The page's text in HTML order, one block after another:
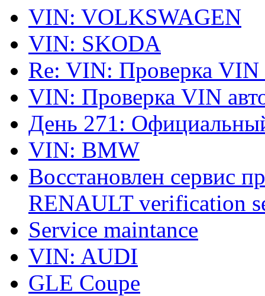
VIN: VOLKSWAGEN
VIN: SKODA
Re: VIN: Проверка VIN
VIN: Проверка VIN
День 271:
VIN: BMW
Восстановлен сервис
RENAULT verification
Service maintance
VIN: AUDI
GLE Coupe